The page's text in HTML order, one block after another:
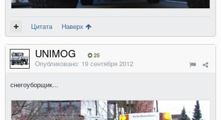
Цитата Наверх
UNIMOG 25
Опубликовано: 19 сентября 2012
снегоуборщик...